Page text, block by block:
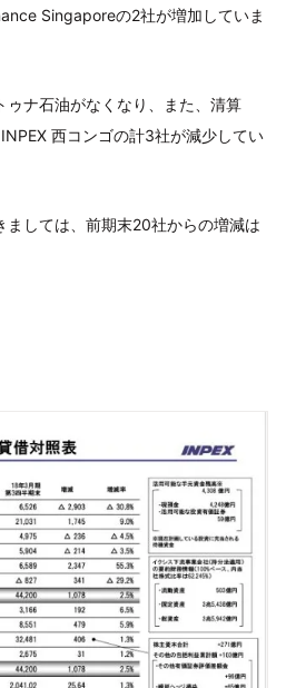
Singaporeの2社が増加していま
ゥナ石油がなくなり、また、清算
INPEX 西コンゴの計3社が減少してい
ましては、前期末20社からの増減は